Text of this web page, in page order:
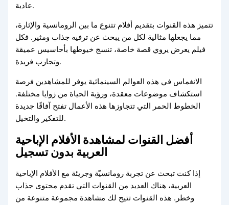
عادية.
تتميز هذه القنوات بتقديم أفلام تتنوع ما بين الرومانسية والإثارة،
مما يجعلها مثالية لكل من يبحث عن ترفيه جذاب ومثير. فكل
فيلم يعرض يروي قصة خاصة، تنسج خيوطها بأحاسيس عميقة
وتجارب فريدة.
الانغماس في هذه العوالم السينمائية يوفر للمشاهدين فرصة
استكشاف موضوعات معقدة، ورؤية الحياة من زوايا مختلفة.
الخطوط الحمر التي تتجاوزها هذه الأعمال تفتح آفاقًا جديدة
للتفكير والتخيل.
أفضل القنوات لمشاهدة الأفلام الإباحية
العربية بدون تسجيل
إذا كنت تبحث عن تجربة رومانسيّة وجريئة مع الأفلام الإباحية
العربية، هناك العديد من القنوات التي تقدم محتوى جذاب
وخطر. هذه القنوات تتيح لك مشاهدة مجموعة متنوعة من